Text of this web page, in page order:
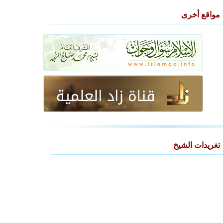
مواقع أخرى
تغريدات الشيخ